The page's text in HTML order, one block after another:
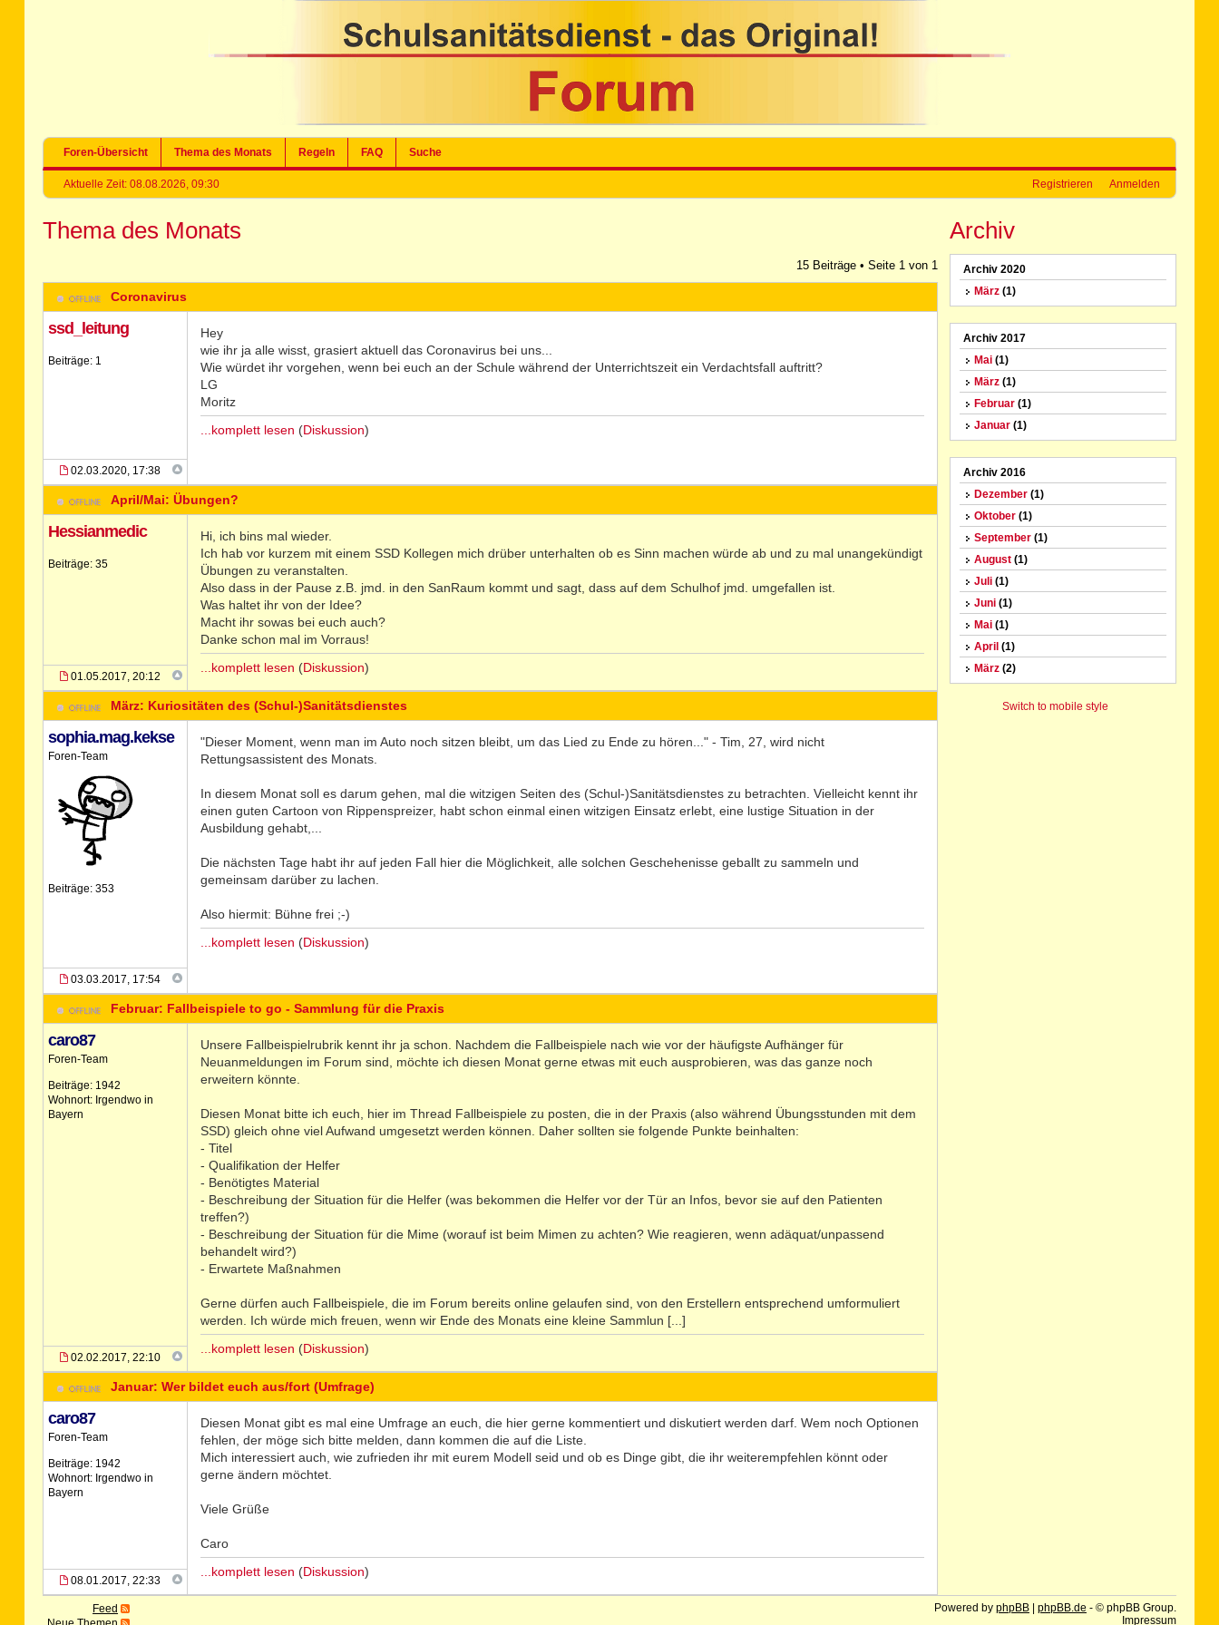
Foren-Übersicht Thema des Monats Regeln FAQ Suche
Aktuelle Zeit: 08.08.2026, 09:30 Registrieren Anmelden
Archiv
Archiv 2020
März(1)
Archiv 2017
Mai(1)
März(1)
Februar(1)
Januar(1)
Archiv 2016
Dezember(1)
Oktober(1)
September(1)
August(1)
Juli(1)
Juni(1)
Mai(1)
April (1)
März(2)
Thema des Monats
15 Beiträge • Seite 1 von 1
Coronavirus
ssd_leitung
Beiträge: 1
02.03.2020, 17:38
Hey
wie ihr ja alle wisst, grasiert aktuell das Coronavirus bei uns...
Wie würdet ihr vorgehen, wenn bei euch an der Schule während der Unterrichtszeit ein Verdachtsfall auftritt?
LG
Moritz
...komplett lesen (Diskussion)
April/Mai: Übungen?
Hessianmedic
Beiträge: 35
01.05.2017, 20:12
Hi, ich bins mal wieder.
Ich hab vor kurzem mit einem SSD Kollegen mich drüber unterhalten ob es Sinn machen würde ab und zu mal unangekündigt
Übungen zu veranstalten.
Also dass in der Pause z.B. jmd. in den SanRaum kommt und sagt, dass auf dem Schulhof jmd. umgefallen ist.
Was haltet ihr von der Idee?
Macht ihr sowas bei euch auch?
Danke schon mal im Vorraus!
...komplett lesen (Diskussion)
März: Kuriositäten des (Schul-)Sanitätsdienstes
sophia.mag.kekse
Foren-Team
Beiträge: 353
03.03.2017, 17:54
"Dieser Moment, wenn man im Auto noch sitzen bleibt, um das Lied zu Ende zu hören..." - Tim, 27, wird nicht
Rettungsassistent des Monats.
In diesem Monat soll es darum gehen, mal die witzigen Seiten des (Schul-)Sanitätsdienstes zu betrachten. Vielleicht kennt ihr
einen guten Cartoon von Rippenspreizer, habt schon einmal einen witzigen Einsatz erlebt, eine lustige Situation in der
Ausbildung gehabt,...
Die nächsten Tage habt ihr auf jeden Fall hier die Möglichkeit, alle solchen Geschehenisse geballt zu sammeln und
gemeinsam darüber zu lachen.
Also hiermit: Bühne frei ;-)
...komplett lesen (Diskussion)
Februar: Fallbeispiele to go - Sammlung für die Praxis
caro87
Foren-Team
Beiträge: 1942
Wohnort: Irgendwo in
Bayern
02.02.2017, 22:10
Unsere Fallbeispielrubrik kennt ihr ja schon. Nachdem die Fallbeispiele nach wie vor der häufigste Aufhänger für
Neuanmeldungen im Forum sind, möchte ich diesen Monat gerne etwas mit euch ausprobieren, was das ganze noch
erweitern könnte.
Diesen Monat bitte ich euch, hier im Thread Fallbeispiele zu posten, die in der Praxis (also während Übungsstunden mit dem
SSD) gleich ohne viel Aufwand umgesetzt werden können. Daher sollten sie folgende Punkte beinhalten:
- Titel
- Qualifikation der Helfer
- Benötigtes Material
- Beschreibung der Situation für die Helfer (was bekommen die Helfer vor der Tür an Infos, bevor sie auf den Patienten
treffen?)
- Beschreibung der Situation für die Mime (worauf ist beim Mimen zu achten? Wie reagieren, wenn adäquat/unpassend
behandelt wird?)
- Erwartete Maßnahmen
Gerne dürfen auch Fallbeispiele, die im Forum bereits online gelaufen sind, von den Erstellern entsprechend umformuliert
werden. Ich würde mich freuen, wenn wir Ende des Monats eine kleine Sammlun [...]
...komplett lesen (Diskussion)
Januar: Wer bildet euch aus/fort (Umfrage)
caro87
Foren-Team
Beiträge: 1942
Wohnort: Irgendwo in
Bayern
08.01.2017, 22:33
Diesen Monat gibt es mal eine Umfrage an euch, die hier gerne kommentiert und diskutiert werden darf. Wem noch Optionen
fehlen, der möge sich bitte melden, dann kommen die auf die Liste.
Mich interessiert auch, wie zufrieden ihr mit eurem Modell seid und ob es Dinge gibt, die ihr weiterempfehlen könnt oder
gerne ändern möchtet.
Viele Grüße
Caro
...komplett lesen (Diskussion)
Switch to mobile style
Feed
Powered by phpBB| phpBB.de - © phpBB Group.
Impressum